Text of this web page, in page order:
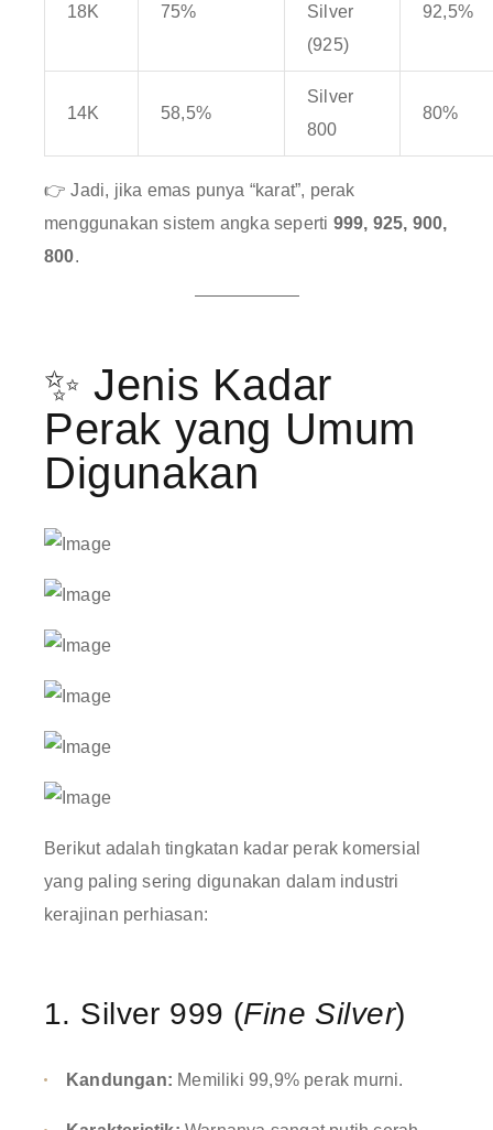
18K 75%
Silver
(925)
92,5%
14K 58,5%
Silver
800
80%
👉 Jadi, jika emas punya “karat”, perak
menggunakan sistem angka seperti 999, 925, 900,
800.
✨ Jenis Kadar
Perak yang Umum
Digunakan
Berikut adalah tingkatan kadar perak komersial
yang paling sering digunakan dalam industri
kerajinan perhiasan:
1. Silver 999 (Fine Silver)
Kandungan: Memiliki 99,9% perak murni.